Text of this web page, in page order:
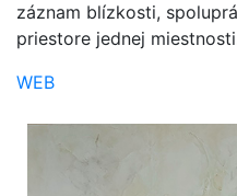
záznam blízkosti,
priestore jednej
WEB